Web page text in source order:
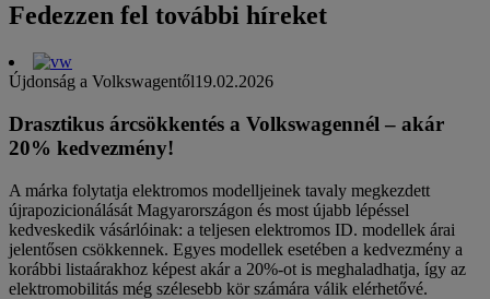
Fedezzen fel további híreket
Újdonság a Volkswagentől19.02.2026
Drasztikus árcsökkentés a Volkswagennél – akár
20% kedvezmény!
A márka folytatja elektromos modelljeinek tavaly megkezdett
újrapozicionálását Magyarországon és most újabb lépéssel
kedveskedik vásárlóinak: a teljesen elektromos ID. modellek árai
jelentősen csökkennek. Egyes modellek esetében a kedvezmény a
korábbi listaárakhoz képest akár a 20%-ot is meghaladhatja, így az
elektromobilitás még szélesebb kör számára válik elérhetővé.